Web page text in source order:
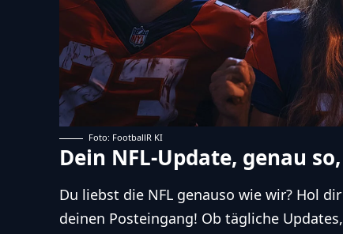
Foto: FootballR KI
Dein NFL-Update, genau
Du liebst die NFL genauso wie wir? Hol
deinen Posteingang! Ob tägliche